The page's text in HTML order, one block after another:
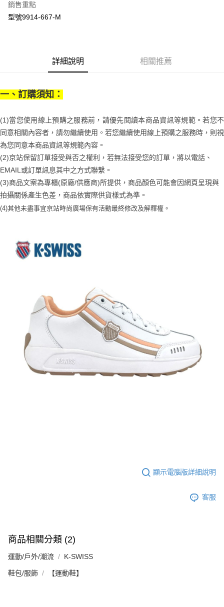
Google Pay
2.付款方式選擇「大哥付你分期」，訂單成立後會自動跳轉到大哥付的交易
流程，驗證手機門號後，選擇欲分期的期數、繳款截止日，確認付款後即完
4.訂單成立30分鐘內，如未前往確認交易或遇審核未通過，訂單將自動取
消。如遇「轉專審核」未通過狀況，表示未達大哥付你分期系統評分，恕無
法說明評估內容。
【繳款方式說明】
1.分期款項不併入電信帳單，「大哥付你分期」於每月結算日後寄送繳費提
醒簡訊。
2.透過簡訊連結打開帳單後，可選擇「超商條碼／台灣大直營門市／銀行轉
帳／街口支付／iPASS MONEY」等通路繳費。
【注意事項】
1.本服務係由「台灣大哥大股份有限公司」（以下簡稱本公司）所提供，讓
2.基於同意付款使用「大哥付你分期」之契約關係目的，商店將以您的個人
資料（包含姓名、電話或地址）提供予台灣大哥大進項蒐集、處理及利用，
由本公司與您本人進行分期帳單所需資料之確認、核對及更正。
相關說明
【關於「AFTEE先享後付」】
便利好安心！
１．簡單：不需註冊會員、不需綁卡、不需儲值。
２．便利：只要手機號碼，簡訊認證，即可結帳。
３．安心：先確認商品／服務後，再付款。
１．於結帳方式選擇「AFTEE先享後付」後，將跳轉至「AFTEE先享後付」
結帳頁面，進行簡訊認證並確認金額後，即可完成結帳。
２．訂單成立數日內，您將收到繳費通知簡訊。
３．收到繳費通知簡訊後14天內，點擊此簡訊中的連結，可透過四大超商／
ATM／網路銀行／等多元方式進行付款，方視為交易完成。
※ 交易是否成功請以「AFTEE先享後付 」之結帳頁面顯示為準，若有關於
是否繳費成功／繳費後需取消欲退款等相關疑問，請聯繫「AFTEE先享後付
１．透過由恩沛科技股份有限公司提供之「AFTEE先享後付」服務完成之交
易，需依本服務之必要範圍內提供個人資料，並將交易相關給付款項請求債
權轉讓予恩沛科技股份有限公司。
２．關於個人資料處理事宜，請瀏覽以下網址：
https://aftee.tw/terms/#terms3
３．未成年的使用者請事先徵得法定代理人或監護人之同意方可使用
「AFTEE先享後付」，若未經同意申辦者引起之損失，本公司不負相關責
４．使用「AFTEE先享後付」時，將依據個別帳號之用戶狀況，依本公司即
時審查核予不同之上限額度；若仍有額度不足之情形，本公司將視審查結果
運送方式
付款後全家取貨
每筆NT$70，滿NT$899(含以上)免運費
付款後7-11取貨
每筆NT$70，滿NT$899(含以上)免運費
宅配
京站台北店客服中心(1F星巴克旁) 即日起不提供京站紙袋，取件時
請自備購物袋，若需購買紙袋可現場詢問
銷售重點
型號9914-667-M
詳細說明 相關推薦
一、訂購須知：
(1)當您使用線上預購之服務前，請優先閱讀本商品資訊等規範。若您不
同意相關內容者，請勿繼續使用。若您繼續使用線上預購之服務時，則視
為您同意本商品資訊等規範內容。
(2)京站保留訂單接受與否之權利，若無法接受您的訂單，將以電話、
EMAIL或訂單訊息其中之方式聯繫。
(3)商品文案為專櫃(原廠/供應商)所提供，商品顏色可能會因網頁呈現與
拍攝關係產生色差，商品依實際供貨樣式為準。
(4)其他未盡事宜京站時尚廣場保有活動最終修改及解釋權。
顯示電腦版詳細說明
客服
商品相關分類 (2)
運動/戶外/潮流 K-SWISS
鞋包/服飾 【運動鞋】